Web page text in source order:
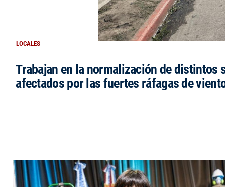
LOCALES
Trabajan en la normalización de distintos
afectados por las fuertes ráfagas de